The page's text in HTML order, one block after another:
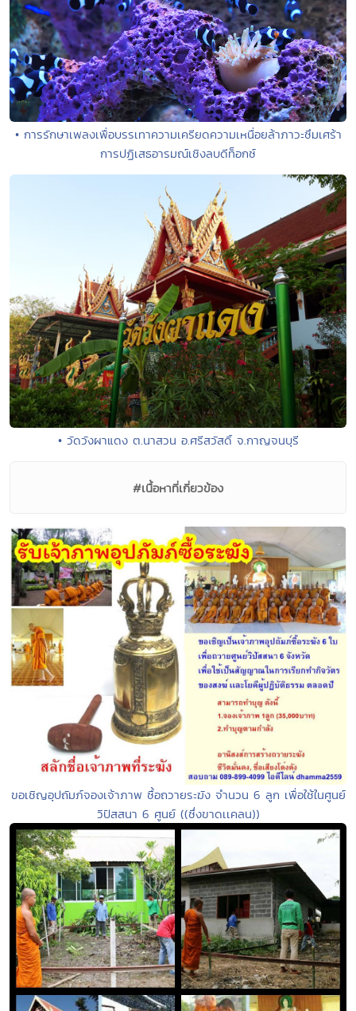
• การรักษาเพลงเพื่อบรรเทาความเครียดความเหนื่อยล้าภาวะซึมเศร้า
การปฏิเสธอารมณ์เชิงลบดีท็อกซ์
• วัดวังผาแดง ต.นาสวน อ.ศรีสวัสดิ์ จ.กาญจนบุรี
#เนื้อหาที่เกี่ยวข้อง
ขอเชิญอุปถัมภ์จองเจ้าภาพ ซื้อถวายระฆัง จำนวน 6 ลูก เพื่อใช้ในศูนย์
วิปัสสนา 6 ศูนย์ ((ซึ่งขาดเเคลน))